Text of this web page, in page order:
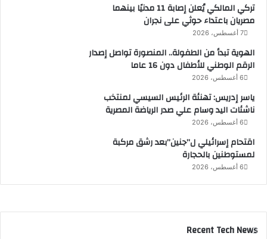
ح
ك
ي
تركي المالكي يُعلن إصابة 11 مدنيًا بينهما
مصريان باعتداء حوثي على نجران
7 أغسطس، 2026
الهوية تبدأ من الطفولة.. المنصورة تواصل إصدار
الرقم الوطني للأطفال دون 16 عاما
6 أغسطس، 2026
ياسر إدريس: تهنئة الرئيس السيسي لمنتخب
ناشئات اليد وسام علي صدر الرياضة المصرية
6 أغسطس، 2026
اقتحام إسرائيلي ل”جنين”بعد رشق مركبة
لمستوطنين بالحجارة
6 أغسطس، 2026
Recent Tech News